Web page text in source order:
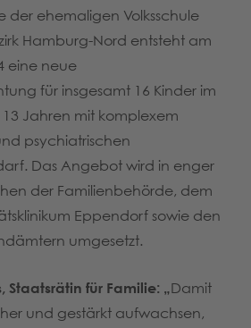
der ehemaligen Volksschule
Hamburg-Nord entsteht am
eine neue
für insgesamt 16 Kinder im
Jahren mit komplexem
psychiatrischen
Das Angebot wird in enger
der Familienbehörde, dem
Eppendorf sowie den
umgesetzt.
für Familie: „Damit
und gestärkt aufwachsen,